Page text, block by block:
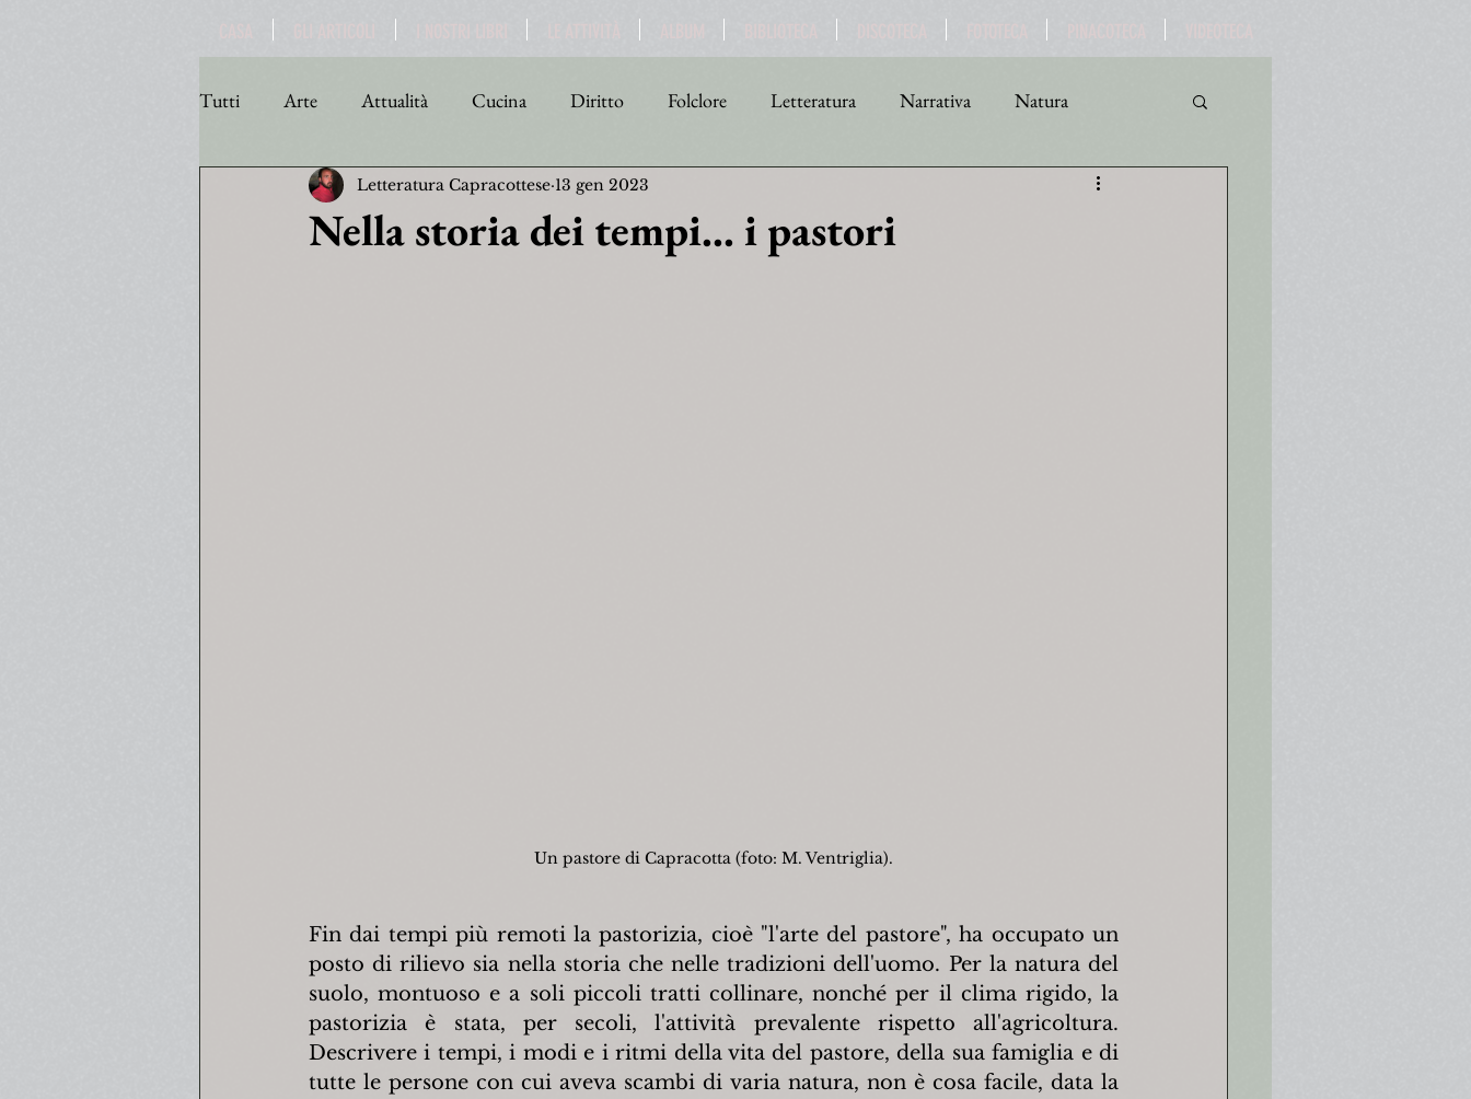
Tutti Arte Attualità Cucina Diritto Folclore Letteratura Narrativa Natura
Personaggi Poesia Politica Religione Turismo
Nella storia dei tempi... i pastori
Letteratura Capracottese 13 gen 2023
Un pastore di Capracotta (foto: M. Ventriglia).
Fin dai tempi più remoti la pastorizia, cioè "l'arte del pastore", ha occupato un
posto di rilievo sia nella storia che nelle tradizioni dell'uomo. Per la natura del
suolo, montuoso e a soli piccoli tratti collinare, nonché per il clima rigido, la
pastorizia è stata, per secoli, l'attività prevalente rispetto all'agricoltura.
Descrivere i tempi, i modi e i ritmi della vita del pastore, della sua famiglia e di
tutte le persone con cui aveva scambi di varia natura, non è cosa facile, data la